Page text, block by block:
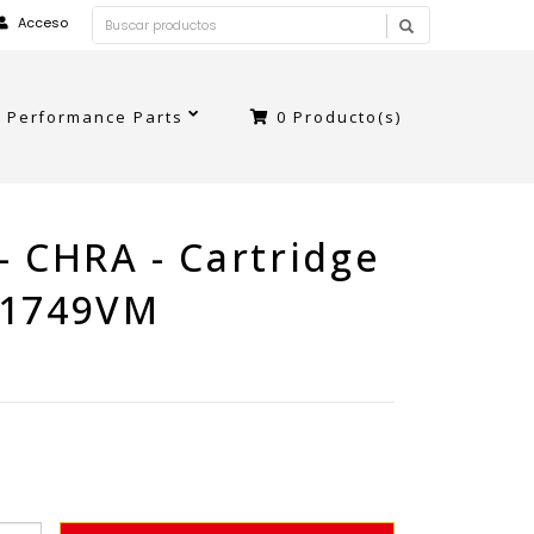
Acceso
Performance Parts 0 Producto(s)
CHRA - Cartridge